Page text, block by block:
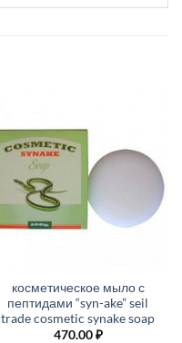
косметическое мыло с
пептидами “syn-ake” seil
trade cosmetic synake soap
470.00₽